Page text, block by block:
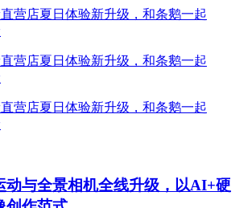
动与全景相机全线升级，以AI+硬